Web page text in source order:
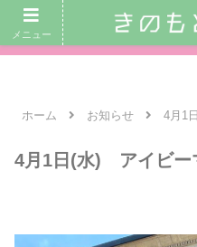
｜ 交遊館カフェ営業日： 8月7
16
ホーム お知らせ 4月1
4月1日(水) アイビー
メニュー